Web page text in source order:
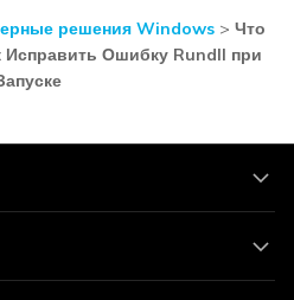
решения Windows > Что
Ошибку Rundll при